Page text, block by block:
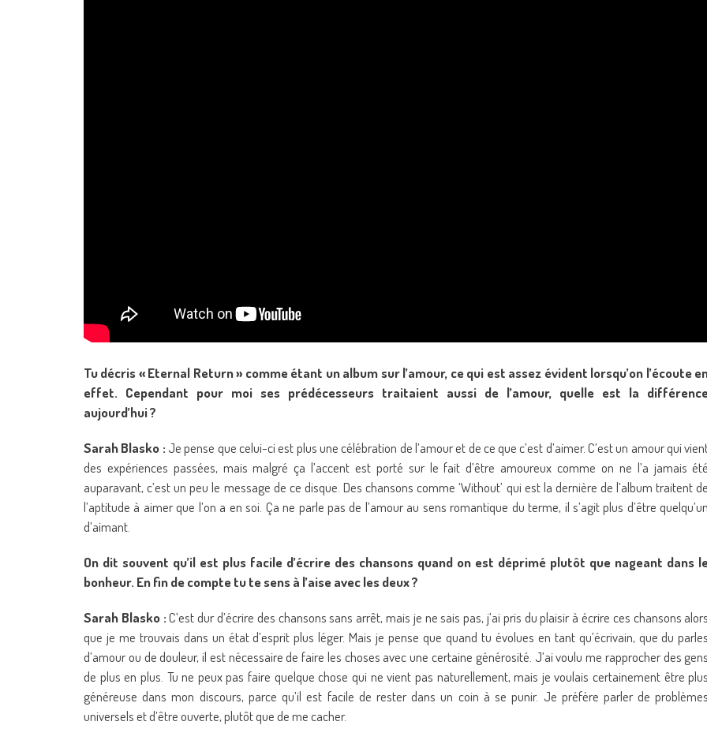
Tu décris « Eternal Return » comme étant un album sur l’amour, ce qui est assez évident lorsqu’on l’écoute
effet. Cependant pour moi ses prédécesseurs traitaient aussi de l’amour, quelle est la
aujourd’hui ?
Sarah Blasko : Je pense que celui-ci est plus une célébration de l’amour et de ce que c’est d’aimer. C’est un amour qui
des expériences passées, mais malgré ça l’accent est porté sur le fait d’être amoureux comme on ne l’a jamais été
auparavant, c’est un peu le message de ce disque. Des chansons comme ‘Without’ qui est la dernière de l’album traitent de
l’aptitude à aimer que l’on a en soi. Ça ne parle pas de l’amour au sens romantique du terme, il s’agit plus d’être quelqu’un
d’aimant.
On dit souvent qu’il est plus facile d’écrire des chansons quand on est déprimé plutôt que nageant dans
bonheur. En fin de compte tu te sens à l’aise avec les deux ?
Sarah Blasko :C’est dur d’écrire des chansons sans arrêt, mais je ne sais pas, j’ai pris du plaisir à écrire ces chansons alors
que je me trouvais dans un état d’esprit plus léger. Mais je pense que quand tu évolues en tant qu’écrivain, que du parles
d’amour ou de douleur, il est nécessaire de faire les choses avec une certaine générosité. J’ai voulu me rapprocher des gens
de plus en plus. Tu ne peux pas faire quelque chose qui ne vient pas naturellement, mais je voulais certainement être plus
généreuse dans mon discours, parce qu’il est facile de rester dans un coin à se punir. Je préfère parler de problèmes
universels et d’être ouverte, plutôt que de me cacher.